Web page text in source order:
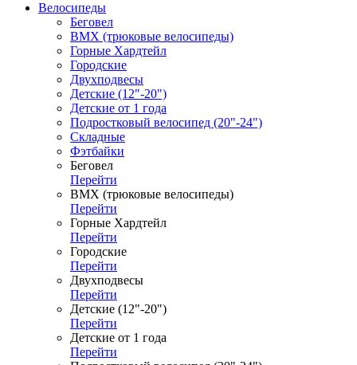
Велосипеды
Беговел
ВМХ (трюковые велосипеды)
Горные Хардтейл
Городские
Двухподвесы
Детские (12"-20")
Детские от 1 года
Подростковый велосипед (20"-24")
Складные
Фэтбайки
Беговел
Перейти
ВМХ (трюковые велосипеды)
Перейти
Горные Хардтейл
Перейти
Городские
Перейти
Двухподвесы
Перейти
Детские (12"-20")
Перейти
Детские от 1 года
Перейти